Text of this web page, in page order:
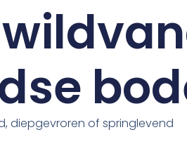
diepgevroren of springlevend